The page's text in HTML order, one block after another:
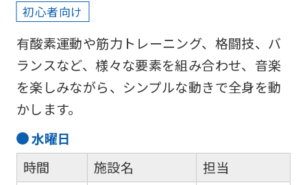
初心者向け
有酸素運動や筋力トレーニング、格闘技、バ
ランスなど、様々な要素を組み合わせ、音楽
を楽しみながら、シンプルな動きで全身を動
かします。
水曜日
時間
施設名
担当